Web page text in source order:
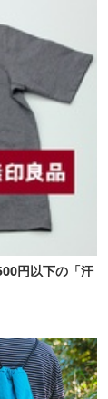
円以下の「汗